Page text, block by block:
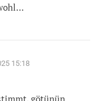
15:18
götünün